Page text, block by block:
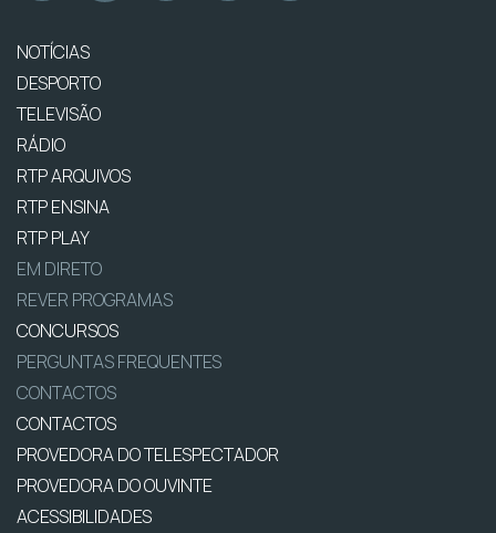
NOTÍCIAS
DESPORTO
TELEVISÃO
RÁDIO
RTP ARQUIVOS
RTP ENSINA
RTP PLAY
EM DIRETO
REVER PROGRAMAS
CONCURSOS
PERGUNTAS FREQUENTES
CONTACTOS
CONTACTOS
PROVEDORA DO TELESPECTADOR
PROVEDORA DO OUVINTE
ACESSIBILIDADES